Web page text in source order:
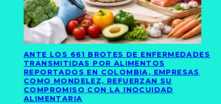
ANTE LOS 661 BROTES DE ENFERMEDADES
TRANSMITIDAS POR ALIMENTOS
REPORTADOS EN COLOMBIA, EMPRESAS
COMO MONDELEZ, REFUERZAN SU
COMPROMISO CON LA INOCUIDAD
ALIMENTARIA